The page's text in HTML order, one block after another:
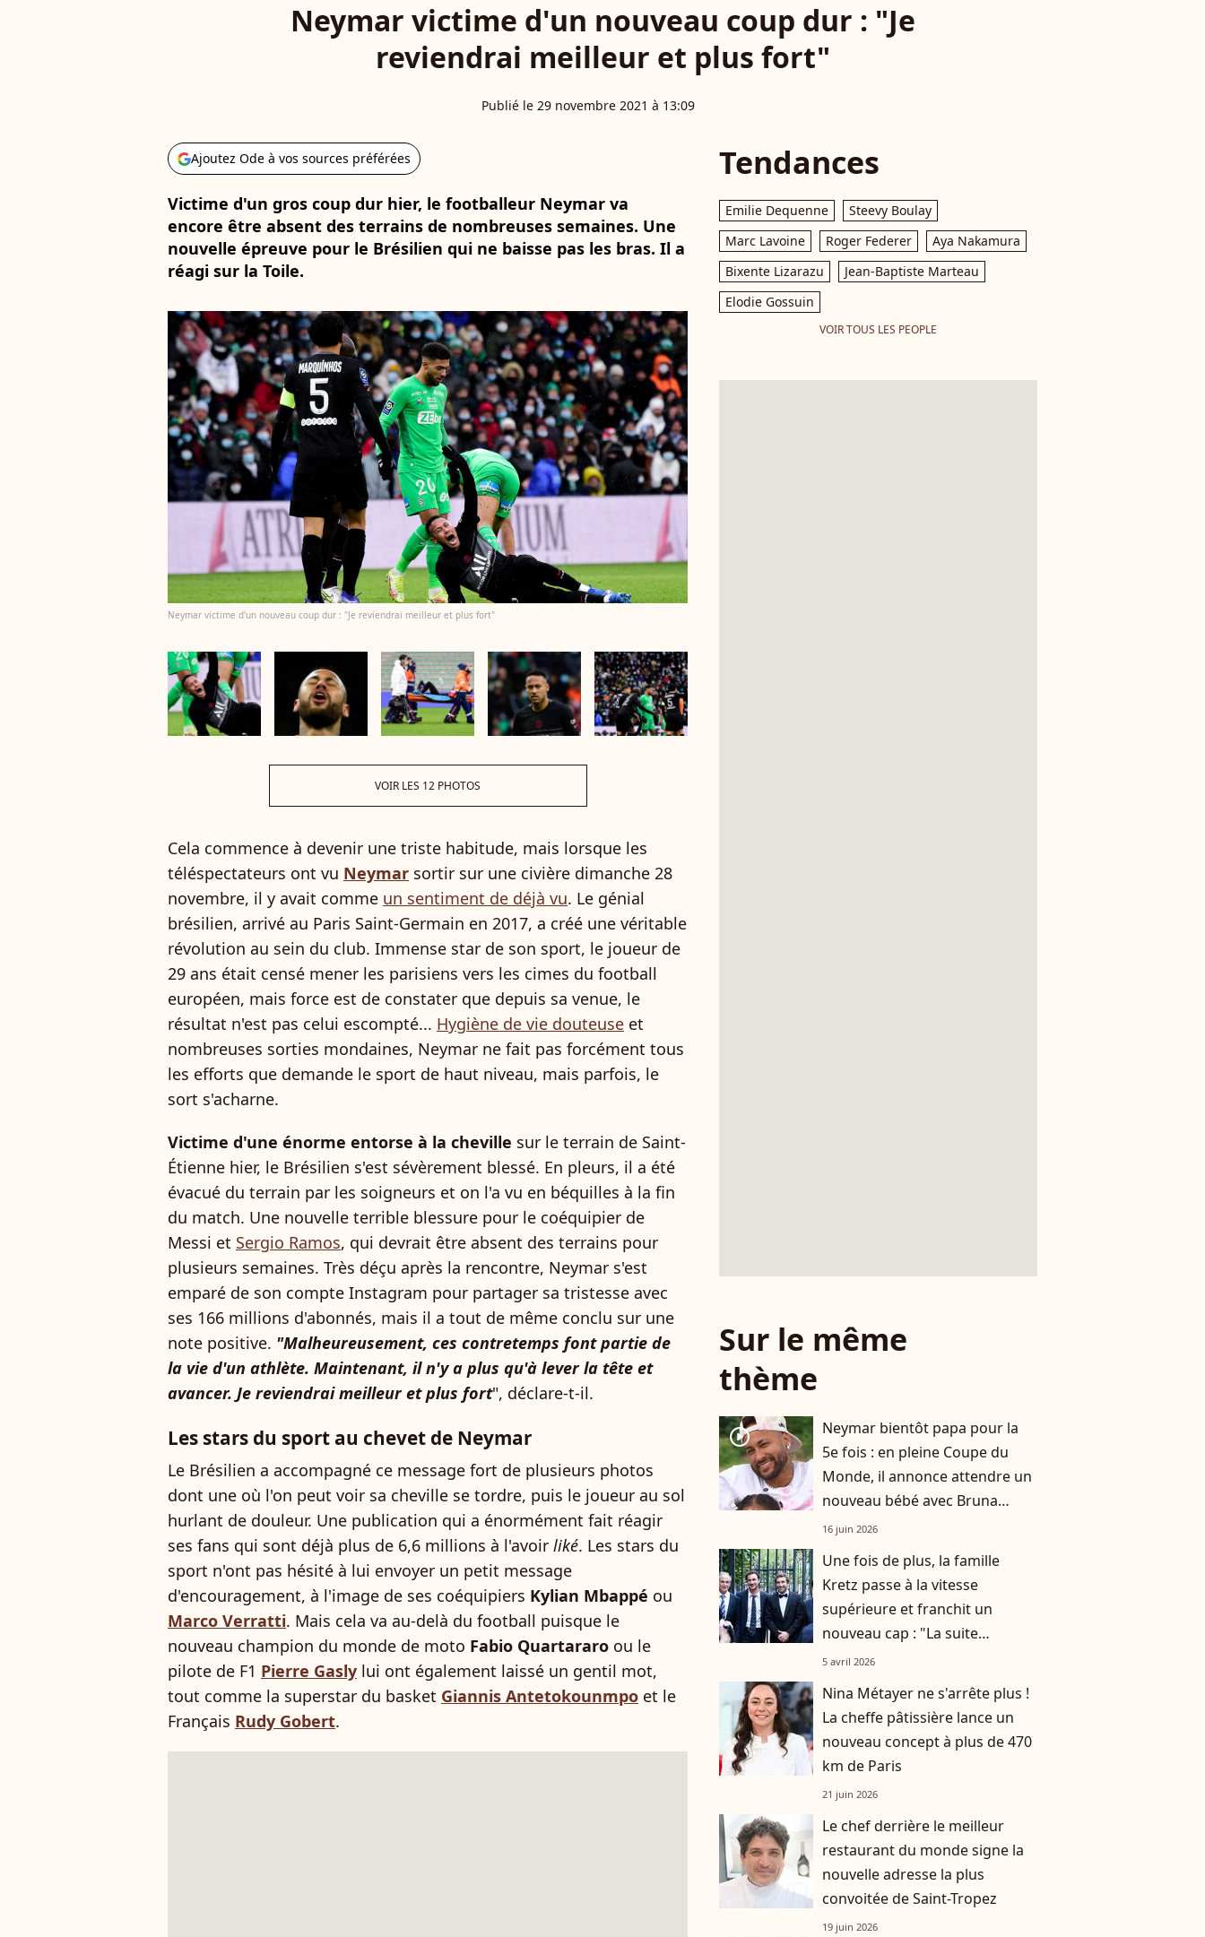
Neymar victime d'un nouveau coup dur : "Je
reviendrai meilleur et plus fort"
Publié le 29 novembre 2021 à 13:09
Ajoutez Ode à vos sources préférées
Victime d'un gros coup dur hier, le footballeur Neymar va
encore être absent des terrains de nombreuses semaines. Une
nouvelle épreuve pour le Brésilien qui ne baisse pas les bras. Il a
réagi sur la Toile.
Neymar victime d'un nouveau coup dur : "Je reviendrai meilleur et plus fort"
VOIR LES 12 PHOTOS
Cela commence à devenir une triste habitude, mais lorsque les
téléspectateurs ont vu Neymar sortir sur une civière dimanche 28
novembre, il y avait comme un sentiment de déjà vu. Le génial
brésilien, arrivé au Paris Saint-Germain en 2017, a créé une véritable
révolution au sein du club. Immense star de son sport, le joueur de
29 ans était censé mener les parisiens vers les cimes du football
européen, mais force est de constater que depuis sa venue, le
résultat n'est pas celui escompté... Hygiène de vie douteuse et
nombreuses sorties mondaines, Neymar ne fait pas forcément tous
les efforts que demande le sport de haut niveau, mais parfois, le
sort s'acharne.
Victime d'une énorme entorse à la cheville sur le terrain de Saint-
Étienne hier, le Brésilien s'est sévèrement blessé. En pleurs, il a été
évacué du terrain par les soigneurs et on l'a vu en béquilles à la fin
du match. Une nouvelle terrible blessure pour le coéquipier de
Messi et Sergio Ramos, qui devrait être absent des terrains pour
plusieurs semaines. Très déçu après la rencontre, Neymar s'est
emparé de son compte Instagram pour partager sa tristesse avec
ses 166 millions d'abonnés, mais il a tout de même conclu sur une
note positive. "Malheureusement, ces contretemps font partie de
la vie d'un athlète. Maintenant, il n'y a plus qu'à lever la tête et
avancer. Je reviendrai meilleur et plus fort", déclare-t-il.
Les stars du sport au chevet de Neymar
Le Brésilien a accompagné ce message fort de plusieurs photos
dont une où l'on peut voir sa cheville se tordre, puis le joueur au sol
hurlant de douleur. Une publication qui a énormément fait réagir
ses fans qui sont déjà plus de 6,6 millions à l'avoir liké. Les stars du
sport n'ont pas hésité à lui envoyer un petit message
d'encouragement, à l'image de ses coéquipiers Kylian Mbappé ou
Marco Verratti. Mais cela va au-delà du football puisque le
nouveau champion du monde de moto Fabio Quartararo ou le
pilote de F1 Pierre Gasly lui ont également laissé un gentil mot,
tout comme la superstar du basket Giannis Antetokounmpo et le
Français Rudy Gobert.
Tendances
Emilie Dequenne
Steevy Boulay
Marc Lavoine
Roger Federer
Aya Nakamura
Bixente Lizarazu
Jean-Baptiste Marteau
Elodie Gossuin
VOIR TOUS LES PEOPLE
Sur le même
thème
player2
Neymar bientôt papa pour la
5e fois : en pleine Coupe du
Monde, il annonce attendre un
nouveau bébé avec Bruna
Biancardi
16 juin 2026
Une fois de plus, la famille
Kretz passe à la vitesse
supérieure et franchit un
nouveau cap : "La suite
s'annonce encore plus
5 avril 2026
Nina Métayer ne s'arrête plus !
La cheffe pâtissière lance un
nouveau concept à plus de 470
km de Paris
21 juin 2026
Le chef derrière le meilleur
restaurant du monde signe la
nouvelle adresse la plus
convoitée de Saint-Tropez
19 juin 2026